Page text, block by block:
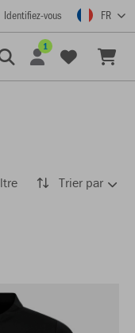
Identifiez-vous FR
1
Trier par